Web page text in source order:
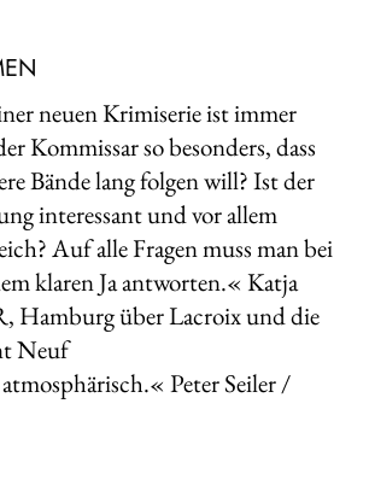
neuen Krimiserie ist immer
Kommissar so besonders, dass
Bände lang folgen will? Ist der
interessant und vor allem
Auf alle Fragen muss man bei
klaren Ja antworten.« Katja
Hamburg über Lacroix und die
Neuf
Peter Seiler /